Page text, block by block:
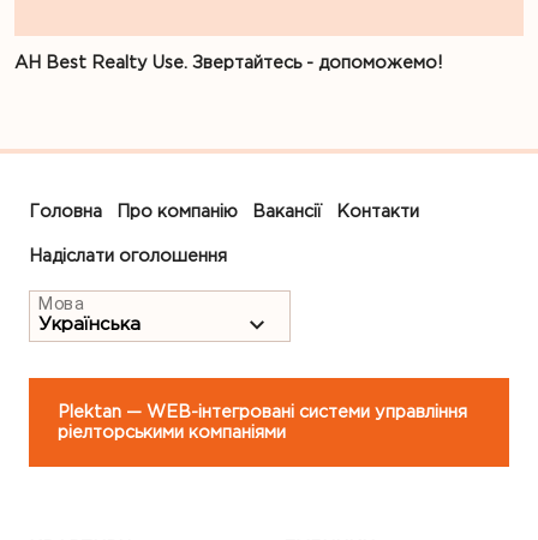
АН Best Realty Use. Звертайтесь - допоможемо!
Головна Про компанію Вакансії Контакти
Надіслати оголошення
Мова
Plektan — WEB-інтегровані системи управління
ріелторськими компаніями